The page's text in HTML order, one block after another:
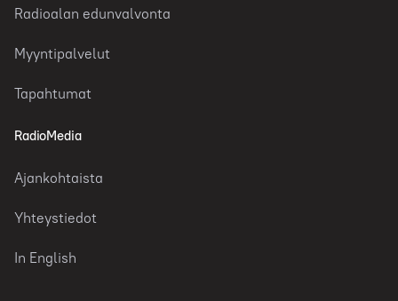
Radioalan edunvalvonta
Myyntipalvelut
Tapahtumat
RadioMedia
Ajankohtaista
Yhteystiedot
In English